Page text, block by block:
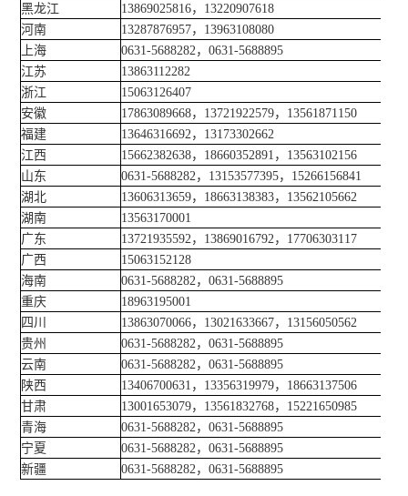
黑龙江
13869025816，13220907618
河南
13287876957，13963108080
上海
0631-5688282，0631-5688895
江苏
13863112282
浙江
15063126407
安徽
17863089668，13721922579，13561871150
福建
13646316692，13173302662
江西
15662382638，18660352891，13563102156
山东
0631-5688282，13153577395，15266156841
湖北
13606313659，18663138383，13562105662
湖南
13563170001
广东
13721935592，13869016792，17706303117
广西
15063152128
海南
0631-5688282，0631-5688895
重庆
18963195001
四川
13863070066，13021633667，13156050562
贵州
0631-5688282，0631-5688895
云南
0631-5688282，0631-5688895
陕西
13406700631，13356319979，18663137506
甘肃
13001653079，13561832768，15221650985
青海
0631-5688282，0631-5688895
宁夏
0631-5688282，0631-5688895
新疆
0631-5688282，0631-5688895